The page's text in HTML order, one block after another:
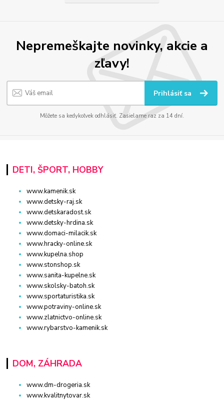
Nepremeškajte novinky, akcie a
zľavy!
Prihlásiť sa
Môžete sa kedykoľvek odhlásiť. Zasielame raz za 14 dní.
DETI, ŠPORT, HOBBY
www.kamenik.sk
www.detsky-raj.sk
www.detskaradost.sk
www.detsky-hrdina.sk
www.domaci-milacik.sk
www.hracky-online.sk
www.kupelna.shop
www.stonshop.sk
www.sanita-kupelne.sk
www.skolsky-batoh.sk
www.sportaturistika.sk
www.potraviny-online.sk
www.zlatnictvo-online.sk
www.rybarstvo-kamenik.sk
DOM, ZÁHRADA
www.dm-drogeria.sk
www.kvalitnytovar.sk